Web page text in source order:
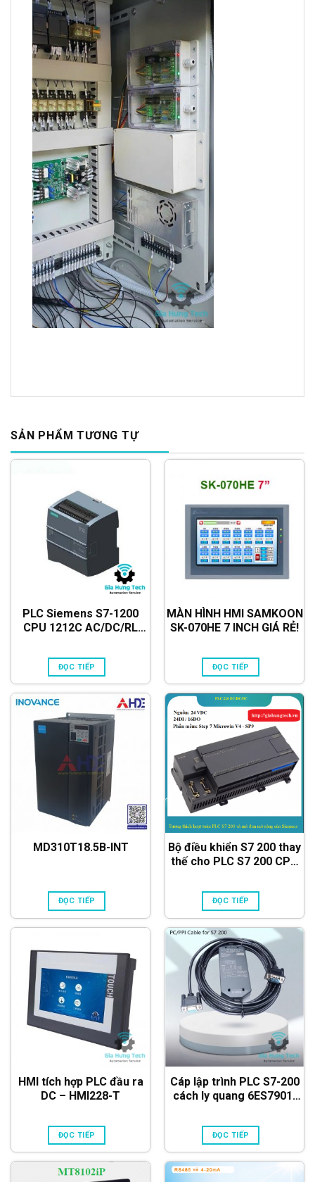
SẢN PHẨM TƯƠNG TỰ
PLC Siemens S7-1200
CPU 1212C AC/DC/RL
ĐỌC TIẾP
MÀN HÌNH HMI SAMKOON
SK-070HE 7 INCH GIÁ RẺ!
ĐỌC TIẾP
MD310T18.5B-INT
ĐỌC TIẾP
Bộ điều khiển S7 200 thay
thế cho PLC S7 200 CPU
ĐỌC TIẾP
HMI tích hợp PLC đầu ra
DC – HMI228-T
ĐỌC TIẾP
Cáp lập trình PLC S7-200
cách ly quang 6ES7901-
ĐỌC TIẾP